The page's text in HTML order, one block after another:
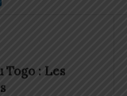
Togo : Les